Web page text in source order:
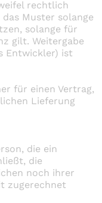
rechtlich
Muster solange
solange für
gilt. Weitergabe
Entwickler) ist
für einen Vertrag,
Lieferung
die ein
die
noch ihrer
zugerechnet